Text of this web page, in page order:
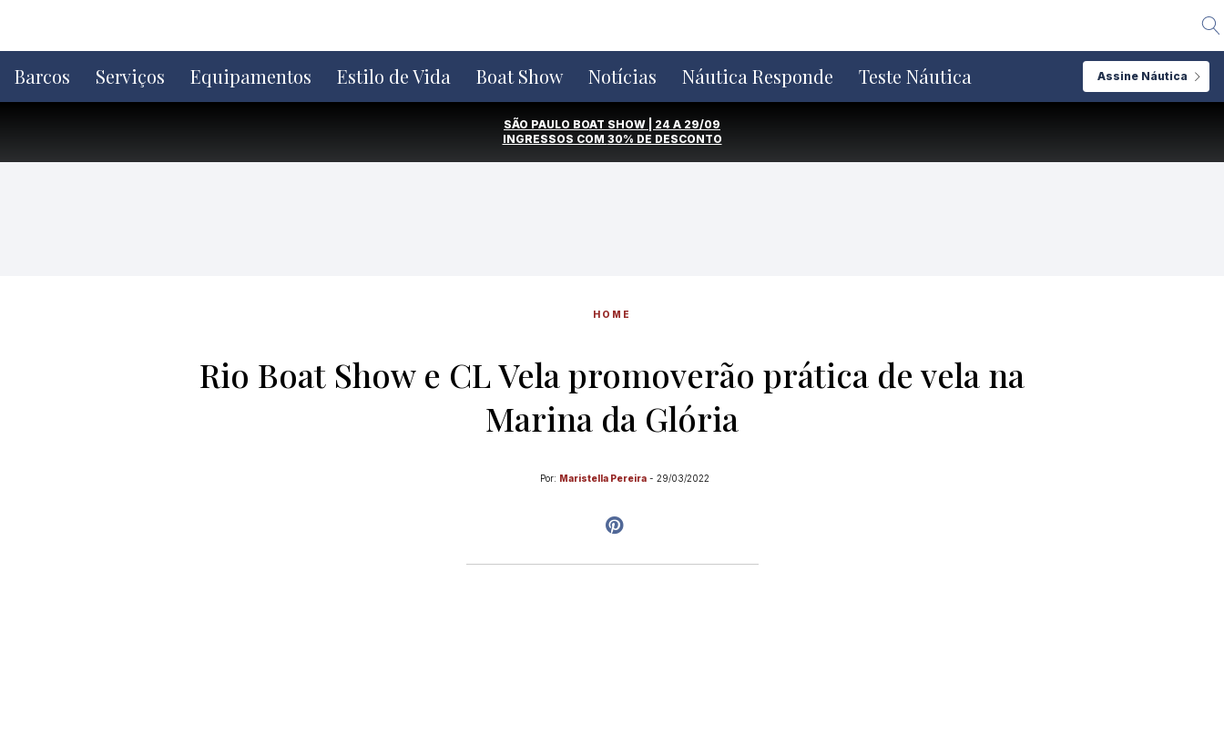
o
conteúdo
Barcos Serviços Equipamentos Estilo de Vida Boat Show Notícias Náutica Responde Teste Náutica Assine Náutica
SÃO PAULO BOAT SHOW | 24 A 29/09
INGRESSOS COM 30% DE DESCONTO
HOME
Rio Boat Show e CL Vela promoverão prática de vela na
Marina da Glória
Por: Maristella Pereira - 29/03/2022